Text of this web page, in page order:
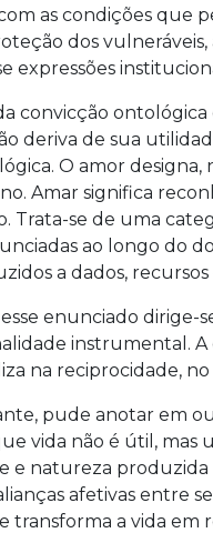
as condições que
dos
expressões
convicção
deriva de sua
O amor
Amar significa
Trata-se de uma
ao longo do
a dados, recursos
enunciado dirige-
instrumental.
na reciprocidade,
pude anotar em
vida não é útil, mas
e natureza
afetivas entre
transforma a vida em